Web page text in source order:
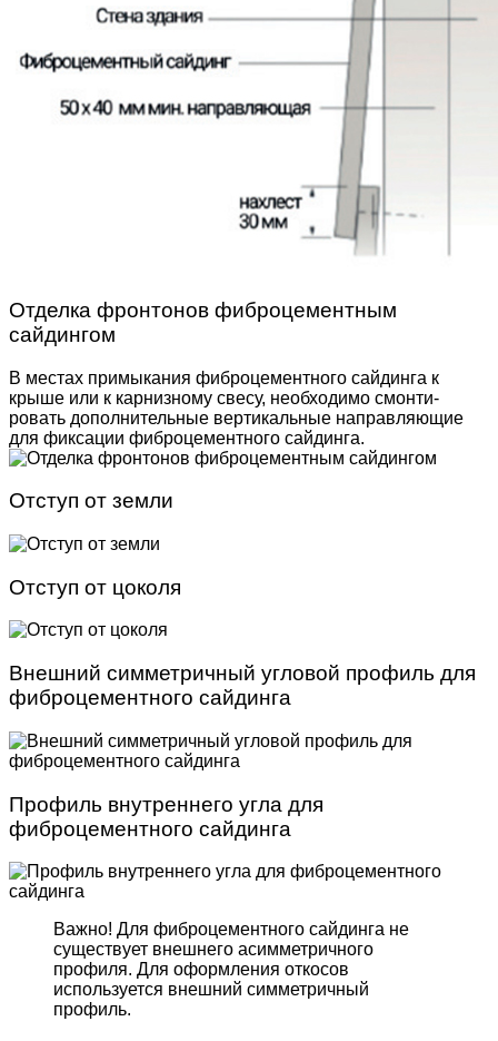
Отделка фронтонов фиброцементным
сайдингом
В местах примыкания фиброцементного сайдинга к
крыше или к карнизному свесу, необходимо смонти­
ровать дополнительные вертикальные направляю­щие
для фиксации фиброцементного сайдинга.
Отступ от земли
Отступ от цоколя
Внешний симметричный угловой профиль для
фиброцементного сайдинга
Профиль внутреннего угла для
фиброцементного сайдинга
Важно! Для фиброцемент­ного сайдинга не
существует внешнего асимметрич­ного
профиля. Для оформле­ния откосов
используется внешний симметричный
профиль.